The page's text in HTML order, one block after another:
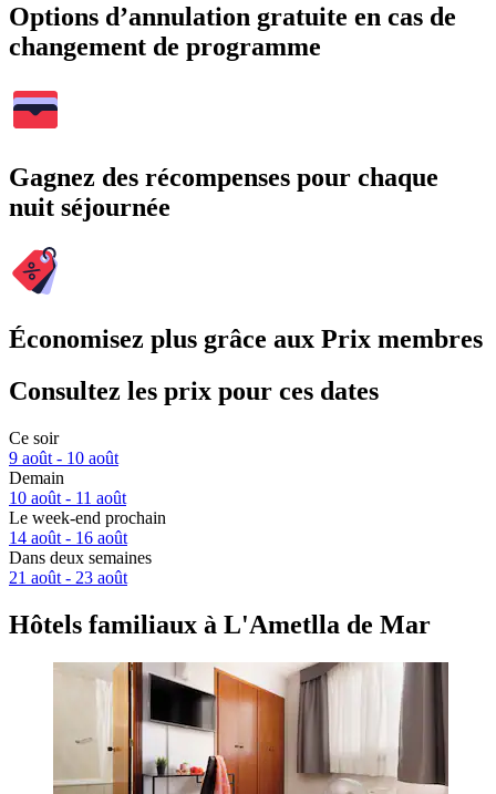
Options d’annulation gratuite en cas de
changement de programme
Gagnez des récompenses pour chaque
nuit séjournée
Économisez plus grâce aux Prix membres
Consultez les prix pour ces dates
Ce soir
9 août - 10 août
Demain
10 août - 11 août
Le week-end prochain
14 août - 16 août
Dans deux semaines
21 août - 23 août
Hôtels familiaux à L'Ametlla de Mar